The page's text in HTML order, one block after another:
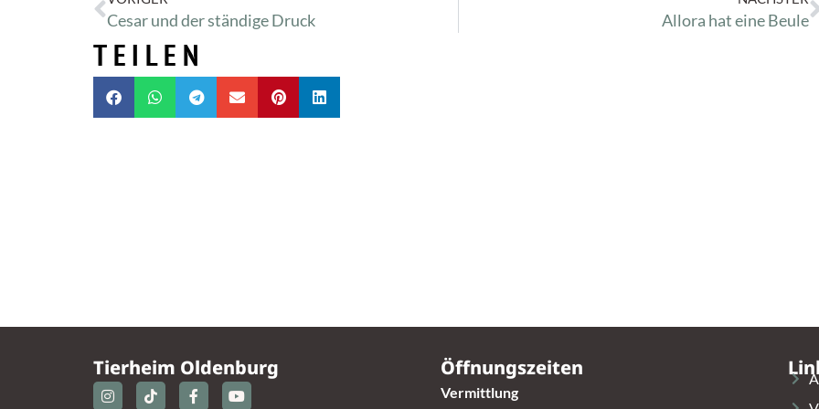
Cesar und der ständige Druck Allora hat eine Beule
TEILEN
Tierheim Oldenburg Öffnungszeiten
Vermittlung